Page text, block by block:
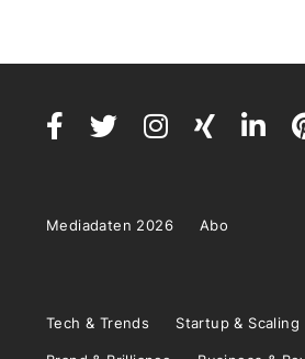
Mediadaten 2026 Abo
Tech & Trends Startup & Scaling